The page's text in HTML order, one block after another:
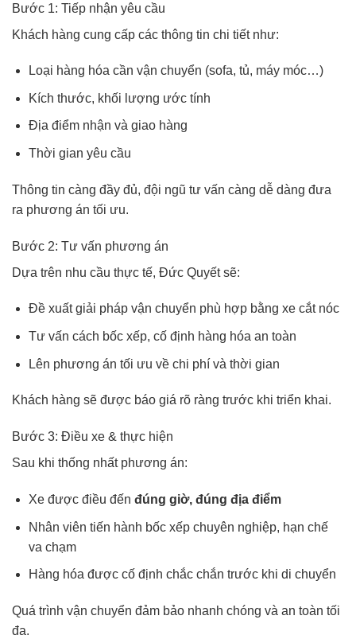
Bước 1: Tiếp nhận yêu cầu
Khách hàng cung cấp các thông tin chi tiết như:
Loại hàng hóa cần vận chuyển (sofa, tủ, máy móc…)
Kích thước, khối lượng ước tính
Địa điểm nhận và giao hàng
Thời gian yêu cầu
Thông tin càng đầy đủ, đội ngũ tư vấn càng dễ dàng đưa
ra phương án tối ưu.
Bước 2: Tư vấn phương án
Dựa trên nhu cầu thực tế, Đức Quyết sẽ:
Đề xuất giải pháp vận chuyển phù hợp bằng xe cắt nóc
Tư vấn cách bốc xếp, cố định hàng hóa an toàn
Lên phương án tối ưu về chi phí và thời gian
Khách hàng sẽ được báo giá rõ ràng trước khi triển khai.
Bước 3: Điều xe & thực hiện
Sau khi thống nhất phương án:
Xe được điều đến đúng giờ, đúng địa điểm
Nhân viên tiến hành bốc xếp chuyên nghiệp, hạn chế
va chạm
Hàng hóa được cố định chắc chắn trước khi di chuyển
Quá trình vận chuyển đảm bảo nhanh chóng và an toàn tối
đa.